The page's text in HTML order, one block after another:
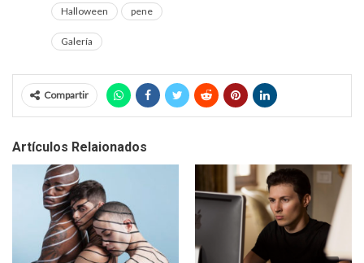
Halloween
pene
Galería
Compartir
Artículos Relaionados